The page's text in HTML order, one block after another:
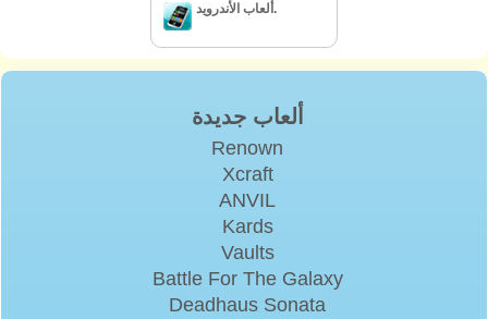
ألعاب الأندرويد.
ألعاب جديدة
Renown
Xcraft
ANVIL
Kards
Vaults
Battle For The Galaxy
Deadhaus Sonata